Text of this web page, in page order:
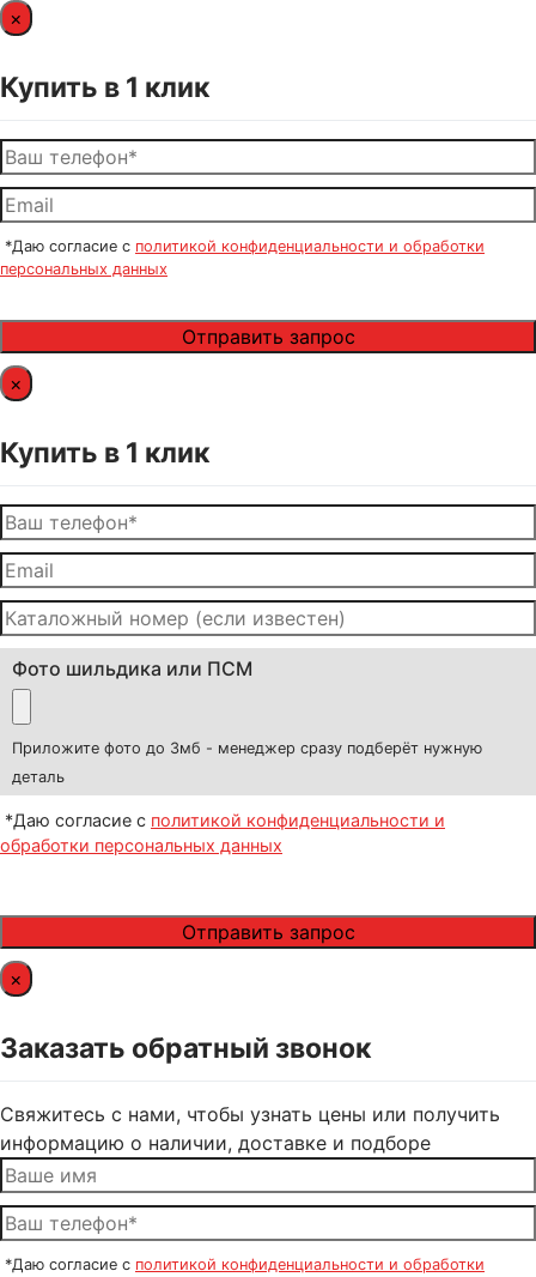
×
Купить в 1 клик
*Даю согласие с политикой конфиденциальности и обработки
персональных данных
×
Купить в 1 клик
Фото шильдика или ПСМ
Приложите фото до 3мб - менеджер сразу подберёт нужную
деталь
*Даю согласие с политикой конфиденциальности и
обработки персональных данных
×
Заказать обратный звонок
Свяжитесь с нами, чтобы узнать цены или получить
информацию о наличии, доставке и подборе
*Даю согласие с политикой конфиденциальности и обработки